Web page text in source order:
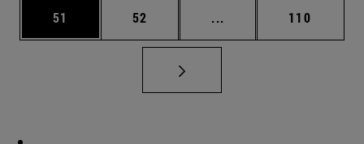
Página
51 Página
52 ... Páginas intermedias
Página
110